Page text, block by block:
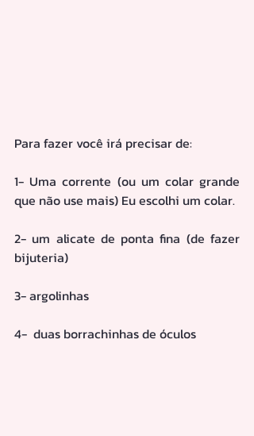
Para fazer você irá precisar de:
1- Uma corrente (ou um colar grande
que não use mais) Eu escolhi um colar.
2- um alicate de ponta fina (de fazer
bijuteria)
3- argolinhas
4-  duas borrachinhas de óculos